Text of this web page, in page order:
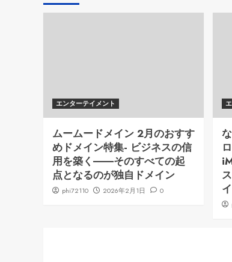
エンターテイメント
ムームードメイン 2月のおすす
めドメイン特集- ビジネスの信
用を築く――そのすべての起
点となるのが独自ドメイン
phi72110 2026年2月1日 0